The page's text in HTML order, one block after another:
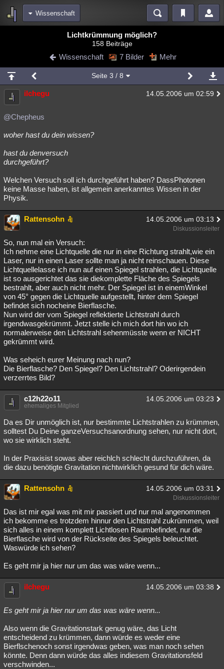
Wissenschaft
Blogs Videos
Chat Wiki Neuigkeiten
meine Rubriken
Menschen Mystery Kriminalfälle
Spiritualität
Natur Umfragen Unterhaltung
weitere Rubriken
Philosophie
Astronomie Helpdesk Gruppen Gaming Filme
Musik
Übersichten
Lesenswert Schlüsselwörter
Lichtkrümmung möglich?
158 Beiträge
Wissenschaft 7 Bilder Mehr
Seite 3 / 8
ilchegu 14.05.2006 um 02:59
@Chepheus
woher hast du dein wissen?
hast du denversuch
durchgeführt?
Welchen Versuch soll ich durchgeführt haben? DassPhotonen
keine Masse haben, ist allgemein anerkanntes Wissen in der
Physik.
Rattensohn 14.05.2006 um 03:13
Diskussionsleiter
So, nun mal ein Versuch:
Ich nehme eine Lichtquelle die nur in eine Richtung strahlt,wie ein
Laser, nur in einen Laser sollte man ja nicht reinschauen. Diese
Lichtquellelasse ich nun auf einen Spiegel strahlen, die Lichtquelle
ist so ausgerichtet das sie diekomplette Fläche des Spiegels
bestrahlt, aber auch nicht mehr. Der Spiegel ist in einemWinkel
von 45° gegen die Lichtquelle aufgestellt, hinter dem Spiegel
befindet sich nocheine Bierflasche.
Nun wird der vom Spiegel reflektierte Lichtstrahl durch
irgendwasgekrümmt. Jetzt stelle ich mich dort hin wo ich
normalerweise den Lichtstrahl sehenmüsste wenn er NICHT
gekrümmt wird.
Was seheich eurer Meinung nach nun?
Die Bierflasche? Den Spiegel? Den Lichtstrahl? Oderirgendein
verzerrtes Bild?
c12h22o11 14.05.2006 um 03:23
ehemaliges Mitglied
Da es Dir unmöglich ist, nur bestimmte Lichtstrahlen zu krümmen,
solltest Du Deine ganzeVersuchsanordnung sehen, nur nicht dort,
wo sie wirklich steht.
In der Praxisist sowas aber reichlch schlecht durchzuführen, da
die dazu benötigte Gravitation nichtwirklich gesund für dich wäre.
Rattensohn 14.05.2006 um 03:31
Diskussionsleiter
Das ist mir egal was mit mir passiert und nur mal angenommen
ich bekomme es trotzdem hinnur den Lichtstrahl zukrümmen, weil
sich alles in einem komplett Lichtlosen Raumbefindet, nur die
Bierflasche wird von der Rückseite des Spiegels beleuchtet.
Waswürde ich sehen?
Es geht mir ja hier nur um das was wäre wenn...
ilchegu 14.05.2006 um 03:38
Es geht mir ja hier nur um das was wäre wenn...
Also wenn die Gravitationstark genug wäre, das Licht
entscheidend zu krümmen, dann würde es weder eine
Bierflschenoch sonst irgendwas geben, was man noch sehen
könnte. Denn dann würde das alles indiesem Gravitationsfeld
verschwinden...